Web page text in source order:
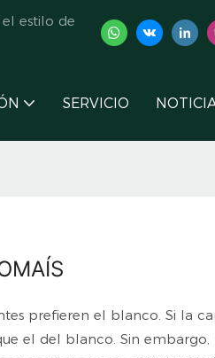
estilo de
SERVICIO
prefieren el blanco. Si la
el del blanco. Sin